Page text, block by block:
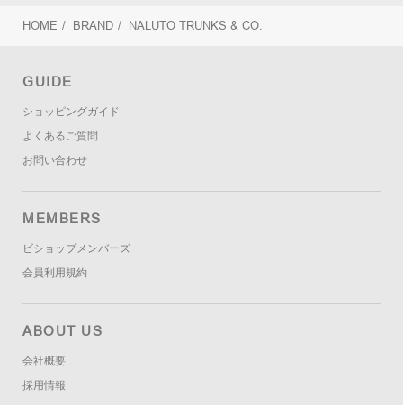
HOME / BRAND / NALUTO TRUNKS & CO.
GUIDE
ショッピングガイド
よくあるご質問
お問い合わせ
MEMBERS
ビショップメンバーズ
会員利用規約
ABOUT US
会社概要
採用情報